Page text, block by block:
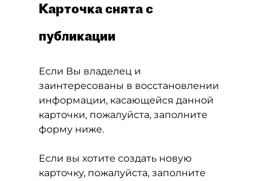
Карточка снята с
публикации
Если Вы владелец и
заинтересованы в восстановлении
информации, касающейся данной
карточки, пожалуйста, заполните
форму ниже.
Если вы хотите создать новую
карточку, пожалуйста, заполните